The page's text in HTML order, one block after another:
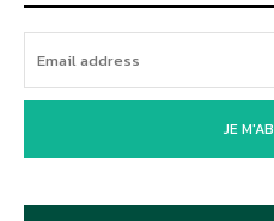
JE